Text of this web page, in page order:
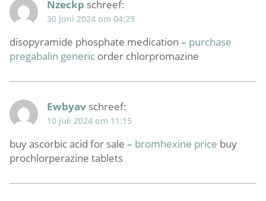
Nzeckp schreef:
30 juni 2024 om 04:29
disopyramide phosphate medication – purchase
pregabalin generic order chlorpromazine
Ewbyav schreef:
10 juli 2024 om 11:15
buy ascorbic acid for sale – bromhexine price buy
prochlorperazine tablets